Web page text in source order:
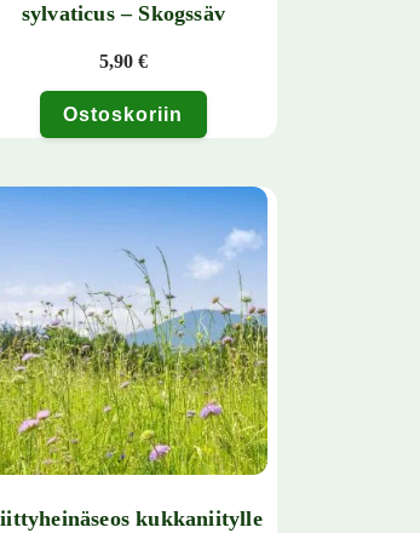
25,50 €
sylvaticus – Skogssäv
5,90 €
Ostoskoriin
kukkaniitylle